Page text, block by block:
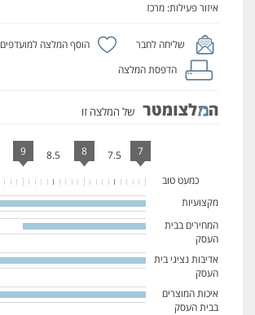
איזור פעילות: מרכז
שליחה לחבר
הוסף המלצה למועדפים
הדפסת המלצה
של המלצה זו
כמעט טוב
7
8
9 7.5
8.5
מקצועיות
100%
Complete
המחירים בבית
העסק
66.666666666667%
אדיבות נציגי בית
העסק
100%
איכות המוצרים
בבית העסק
100%